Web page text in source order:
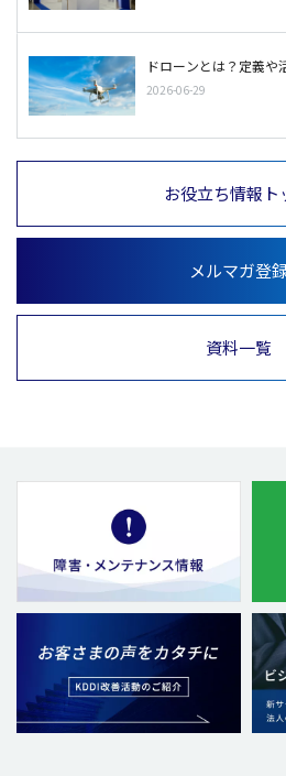
ドローンとは？定義
2026-06-29
お役立ち情報ト
メルマガ登
資料一覧